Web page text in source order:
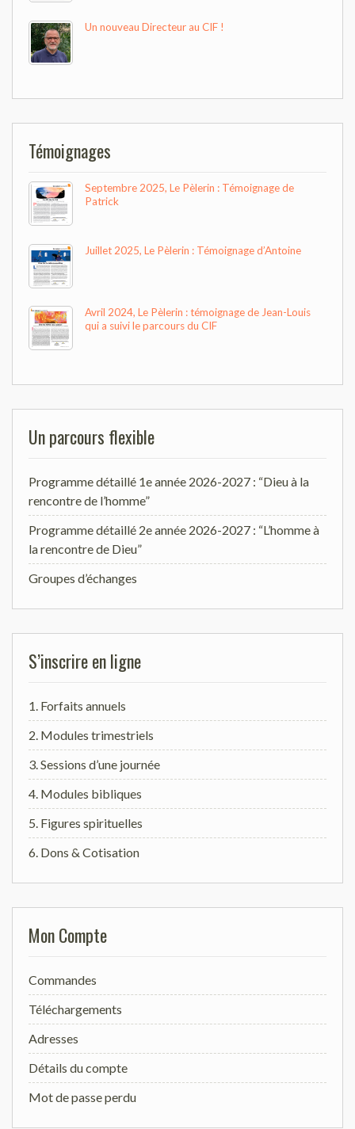
Un nouveau Directeur au CIF !
Témoignages
Septembre 2025, Le Pèlerin : Témoignage de
Patrick
Juillet 2025, Le Pèlerin : Témoignage d’Antoine
Avril 2024, Le Pèlerin : témoignage de Jean-Louis
qui a suivi le parcours du CIF
Un parcours flexible
Programme détaillé 1e année 2026-2027 : “Dieu à la
rencontre de l’homme”
Programme détaillé 2e année 2026-2027 : “L’homme à
la rencontre de Dieu”
Groupes d’échanges
S’inscrire en ligne
1. Forfaits annuels
2. Modules trimestriels
3. Sessions d’une journée
4. Modules bibliques
5. Figures spirituelles
6. Dons & Cotisation
Mon Compte
Commandes
Téléchargements
Adresses
Détails du compte
Mot de passe perdu